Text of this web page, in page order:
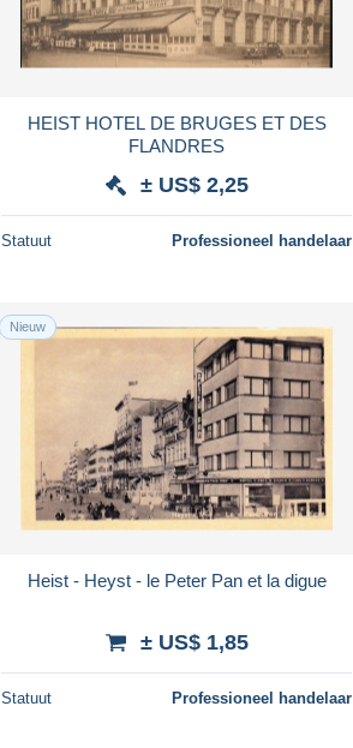
HEIST HOTEL DE BRUGES ET DES
FLANDRES
± US$ 2,25
Statuut Professioneel handelaar
Nieuw
Heist - Heyst - le Peter Pan et la digue
± US$ 1,85
Statuut Professioneel handelaar